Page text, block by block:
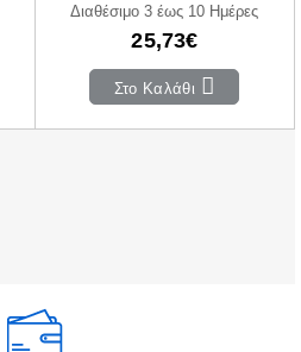
Διαθέσιμο 3 έως 10 Ημέρες
25,73€
Στο Καλάθι